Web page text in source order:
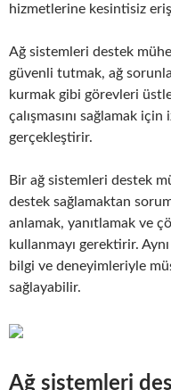
hizmetlerine kesintisiz
Ağ sistemleri destek
güvenli tutmak, ağ
kurmak gibi görevleri
çalışmasını sağlamak
gerçekleştirir.
Bir ağ sistemleri destek
destek sağlamaktan
anlamak, yanıtlamak ve
kullanmayı gerektirir.
bilgi ve deneyimleriyle
sağlayabilir.
Ağ sistemleri